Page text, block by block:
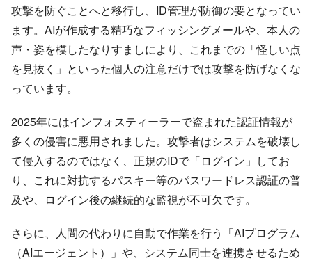
攻撃を防ぐことへと移行し、ID管理が防御の要となってい
ます。AIが作成する精巧なフィッシングメールや、本人の
声・姿を模したなりすましにより、これまでの「怪しい点
を見抜く」といった個人の注意だけでは攻撃を防げなくな
っています。
2025年にはインフォスティーラーで盗まれた認証情報が
多くの侵害に悪用されました。攻撃者はシステムを破壊し
て侵入するのではなく、正規のIDで「ログイン」してお
り、これに対抗するパスキー等のパスワードレス認証の普
及や、ログイン後の継続的な監視が不可欠です。
さらに、人間の代わりに自動で作業を行う「AIプログラム
（AIエージェント）」や、システム同士を連携させるため